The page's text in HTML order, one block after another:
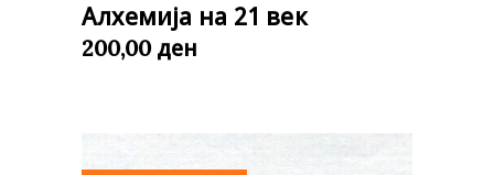
Алхемија на 21 век
200,00 ден